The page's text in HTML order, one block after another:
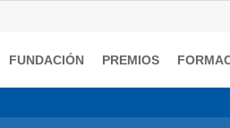
FUNDACIÓN PREMIOS